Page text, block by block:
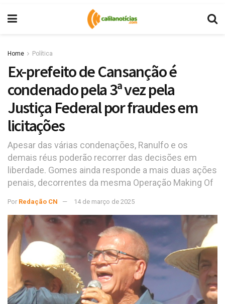
Home Política
Ex-prefeito de Cansanção é
condenado pela 3ª vez pela
Justiça Federal por fraudes em
licitações
Apesar das várias condenações, Ranulfo e os
demais réus poderão recorrer das decisões em
liberdade. Gomes ainda responde a mais duas ações
penais, decorrentes da mesma Operação Making Of
Por Redação CN 14 de março de 2025